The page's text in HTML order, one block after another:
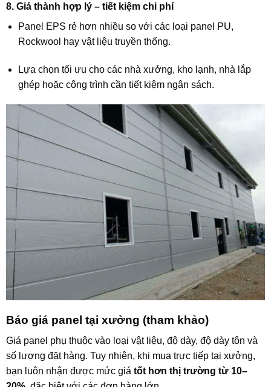
8. Giá thành hợp lý – tiết kiệm chi phí
Panel EPS rẻ hơn nhiều so với các loại panel PU,
Rockwool hay vật liệu truyền thống.
Lựa chọn tối ưu cho các nhà xưởng, kho lạnh, nhà lắp
ghép hoặc công trình cần tiết kiệm ngân sách.
Báo giá panel tại xưởng (tham khảo)
Giá panel phụ thuộc vào loại vật liệu, độ dày, độ dày tôn và
số lượng đặt hàng. Tuy nhiên, khi mua trực tiếp tại xưởng,
bạn luôn nhận được mức giá tốt hơn thị trường từ 10–